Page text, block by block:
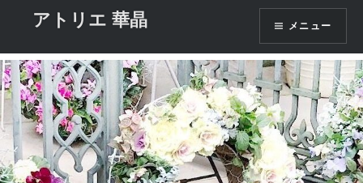
テ
ン
ツ
ス
キ
ッ
アトリエ 華晶 メニュー
タグ:世田谷寄せ植え教室